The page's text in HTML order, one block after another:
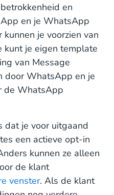
en
en je WhatsApp
je voorzien van
kunt je eigen template
van Message
door WhatsApp en je
de WhatsApp
dat je voor uitgaand
een actieve opt-in
kunnen ze alleen
de klant
venster. Als de klant